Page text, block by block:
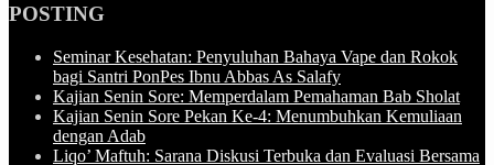
POSTING
Seminar Kesehatan: Penyuluhan Bahaya Vape dan Rokok
bagi Santri PonPes Ibnu Abbas As Salafy
Kajian Senin Sore: Memperdalam Pemahaman Bab Sholat
Kajian Senin Sore Pekan Ke-4: Menumbuhkan Kemuliaan
dengan Adab
Liqo’ Maftuh: Sarana Diskusi Terbuka dan Evaluasi Bersama